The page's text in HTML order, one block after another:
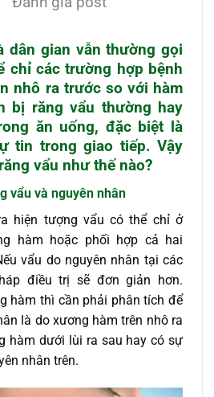
dân gian vẫn thường gọi
chỉ các trường hợp bệnh
nhô ra trước so với hàm
bị răng vẩu thường hay
ăn uống, đặc biệt là
tin trong giao tiếp. Vậy
vẩu như thế nào?
vẩu và nguyên nhân
hiện tượng vẩu có thể chỉ ở
hàm hoặc phối hợp cả hai
vẩu do nguyên nhân tại các
điều trị sẽ đơn giản hơn.
hàm thì cần phải phân tích để
là do xương hàm trên nhô ra
hàm dưới lùi ra sau hay có sự
nhân trên.